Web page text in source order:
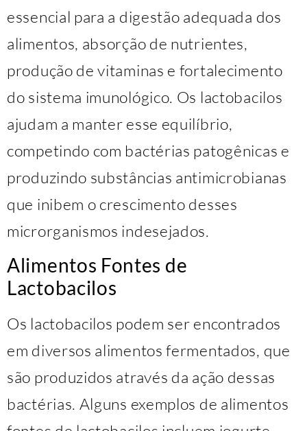
essencial para a digestão adequada dos
alimentos, absorção de nutrientes,
produção de vitaminas e fortalecimento
do sistema imunológico. Os lactobacilos
ajudam a manter esse equilíbrio,
competindo com bactérias patogênicas e
produzindo substâncias antimicrobianas
que inibem o crescimento desses
microrganismos indesejados.
Alimentos Fontes de
Lactobacilos
Os lactobacilos podem ser encontrados
em diversos alimentos fermentados, que
são produzidos através da ação dessas
bactérias. Alguns exemplos de alimentos